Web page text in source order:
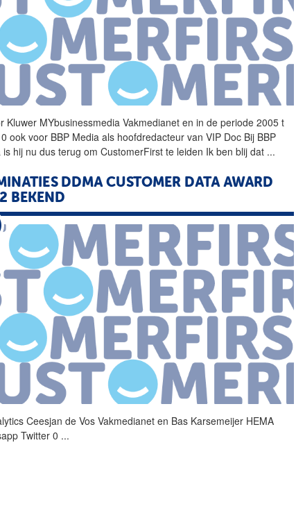
Kluwer MYbusinessmediaVakmedianet en in de periode 2005 t
ook voor BBP Media als hoofdredacteur van VIP Doc Bij BBP
is hij nu dus terug om CustomerFirst te leiden Ik ben blij dat ...
DDMA CUSTOMER DATA AWARD
BEKEND
Ceesjan de VosVakmedianet en Bas Karsemeijer HEMA
Twitter 0 ...